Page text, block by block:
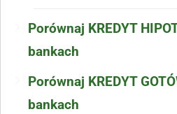
Porównaj KREDYT
bankach
Porównaj KREDYT
bankach